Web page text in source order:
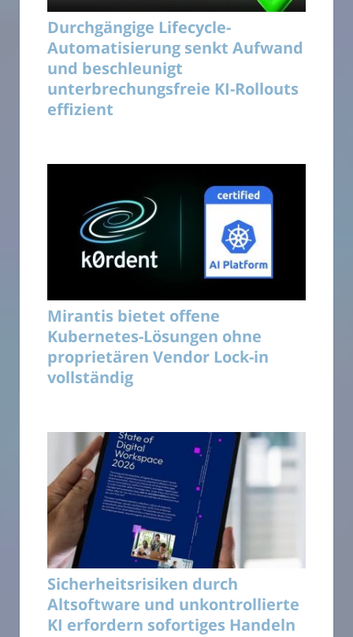
Durchgängige Lifecycle-
Automatisierung senkt Aufwand
und beschleunigt
unterbrechungsfreie KI-Rollouts
effizient
Mirantis bietet offene
Kubernetes-Lösungen ohne
proprietären Vendor Lock-in
vollständig
Sicherheitsrisiken durch
Altsoftware und unkontrollierte
KI erfordern sofortiges Handeln